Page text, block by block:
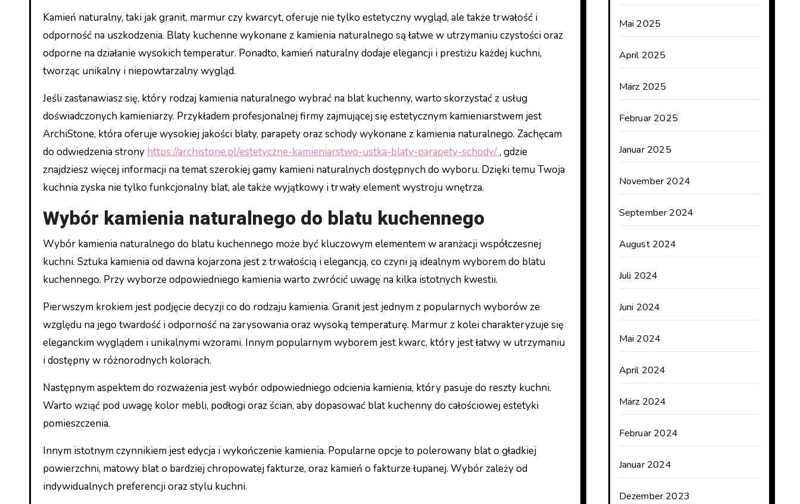
Kamień naturalny, taki jak granit, marmur czy kwarcyt, oferuje nie tylko estetyczny wygląd, ale także trwałość i
odporność na uszkodzenia. Blaty kuchenne wykonane z kamienia naturalnego są łatwe w utrzymaniu czystości oraz
odporne na działanie wysokich temperatur. Ponadto, kamień naturalny dodaje elegancji i prestiżu każdej kuchni,
tworząc unikalny i niepowtarzalny wygląd.
Jeśli zastanawiasz się, który rodzaj kamienia naturalnego wybrać na blat kuchenny, warto skorzystać z usług
doświadczonych kamieniarzy. Przykładem profesjonalnej firmy zajmującej się estetycznym kamieniarstwem jest
ArchiStone, która oferuje wysokiej jakości blaty, parapety oraz schody wykonane z kamienia naturalnego. Zachęcam
do odwiedzenia strony https://archistone.pl/estetyczne-kamieniarstwo-ustka-blaty-parapety-schody/, gdzie
znajdziesz więcej informacji na temat szerokiej gamy kamieni naturalnych dostępnych do wyboru. Dzięki temu Twoja
kuchnia zyska nie tylko funkcjonalny blat, ale także wyjątkowy i trwały element wystroju wnętrza.
Wybór kamienia naturalnego do blatu kuchennego
Wybór kamienia naturalnego do blatu kuchennego może być kluczowym elementem w aranżacji współczesnej
kuchni. Sztuka kamienia od dawna kojarzona jest z trwałością i elegancją, co czyni ją idealnym wyborem do blatu
kuchennego. Przy wyborze odpowiedniego kamienia warto zwrócić uwagę na kilka istotnych kwestii.
Pierwszym krokiem jest podjęcie decyzji co do rodzaju kamienia. Granit jest jednym z popularnych wyborów ze
względu na jego twardość i odporność na zarysowania oraz wysoką temperaturę. Marmur z kolei charakteryzuje się
eleganckim wyglądem i unikalnymi wzorami. Innym popularnym wyborem jest kwarc, który jest łatwy w utrzymaniu
i dostępny w różnorodnych kolorach.
Następnym aspektem do rozważenia jest wybór odpowiedniego odcienia kamienia, który pasuje do reszty kuchni.
Warto wziąć pod uwagę kolor mebli, podłogi oraz ścian, aby dopasować blat kuchenny do całościowej estetyki
pomieszczenia.
Innym istotnym czynnikiem jest edycja i wykończenie kamienia. Popularne opcje to polerowany blat o gładkiej
powierzchni, matowy blat o bardziej chropowatej fakturze, oraz kamień o fakturze łupanej. Wybór zależy od
indywidualnych preferencji oraz stylu kuchni.
Mai 2025
April 2025
März 2025
Februar 2025
Januar 2025
November 2024
September 2024
August 2024
Juli 2024
Juni 2024
Mai 2024
April 2024
März 2024
Februar 2024
Januar 2024
Dezember 2023